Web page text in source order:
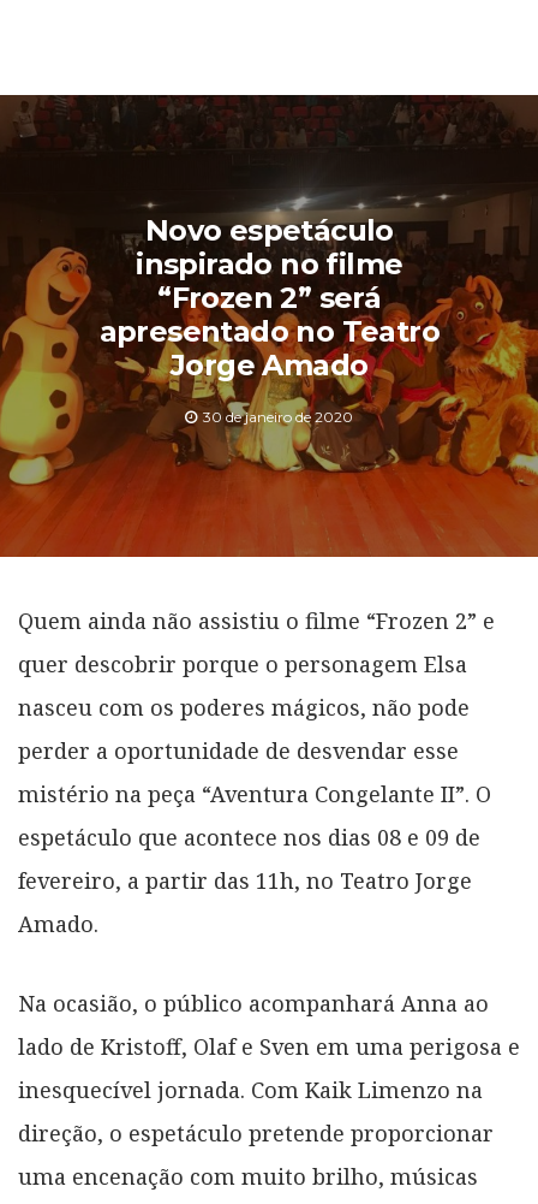
Novo espetáculo
inspirado no filme
“Frozen 2” será
apresentado no Teatro
Jorge Amado
30 de janeiro de 2020
Quem ainda não assistiu o filme “Frozen 2” e
quer descobrir porque o personagem Elsa
nasceu com os poderes mágicos, não pode
perder a oportunidade de desvendar esse
mistério na peça “Aventura Congelante II”. O
espetáculo que acontece nos dias 08 e 09 de
fevereiro, a partir das 11h, no Teatro Jorge
Amado.
Na ocasião, o público acompanhará Anna ao
lado de Kristoff, Olaf e Sven em uma perigosa e
inesquecível jornada. Com Kaik Limenzo na
direção, o espetáculo pretende proporcionar
uma encenação com muito brilho, músicas